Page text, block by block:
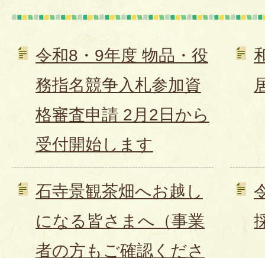
令和8・9年度 物品・役
務指名競争入札参加資
格審査申請 2月2日から
受付開始します
石寺景観茶畑へお越し
になる皆さまへ（事業
者の方もご確認くださ